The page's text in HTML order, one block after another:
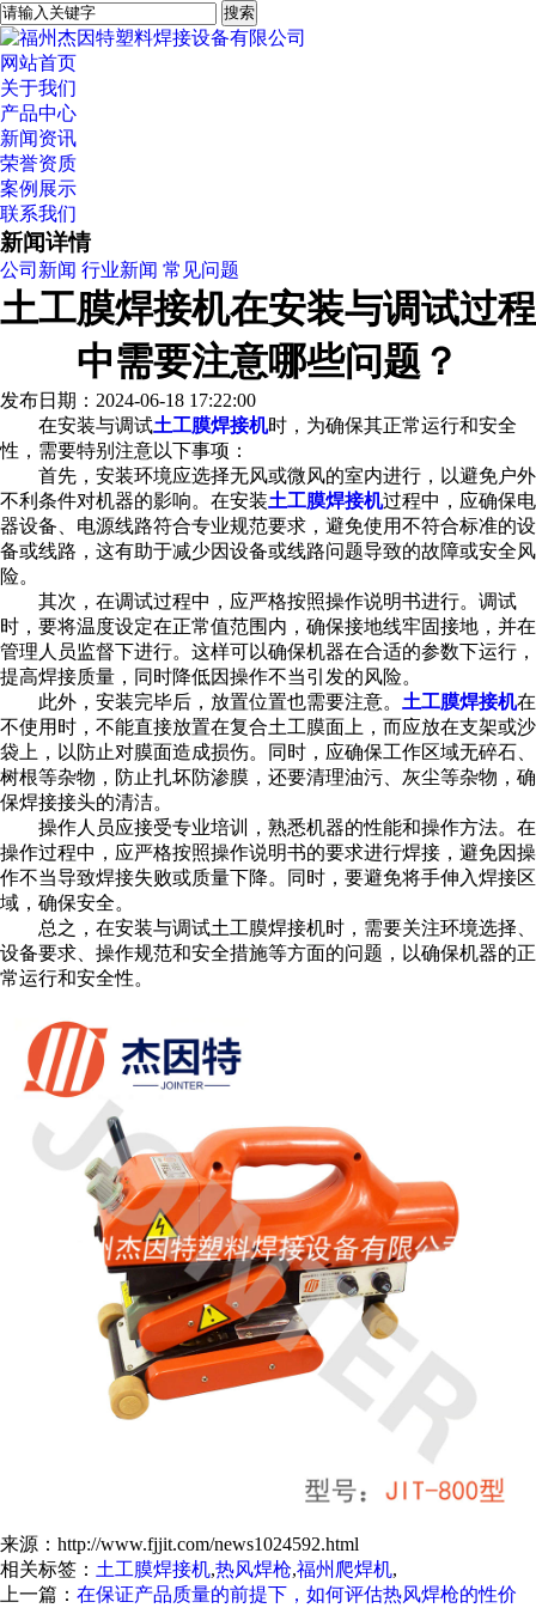
网站首页
关于我们
产品中心
新闻资讯
荣誉资质
案例展示
联系我们
新闻详情
公司新闻 行业新闻 常见问题
土工膜焊接机在安装与调试过程
中需要注意哪些问题？
发布日期：2024-06-18 17:22:00
在安装与调试土工膜焊接机时，为确保其正常运行和安全
性，需要特别注意以下事项：
首先，安装环境应选择无风或微风的室内进行，以避免户外
不利条件对机器的影响。在安装土工膜焊接机过程中，应确保电
器设备、电源线路符合专业规范要求，避免使用不符合标准的设
备或线路，这有助于减少因设备或线路问题导致的故障或安全风
险。
其次，在调试过程中，应严格按照操作说明书进行。调试
时，要将温度设定在正常值范围内，确保接地线牢固接地，并在
管理人员监督下进行。这样可以确保机器在合适的参数下运行，
提高焊接质量，同时降低因操作不当引发的风险。
此外，安装完毕后，放置位置也需要注意。 土工膜焊接机在
不使用时，不能直接放置在复合土工膜面上，而应放在支架或沙
袋上，以防止对膜面造成损伤。同时，应确保工作区域无碎石、
树根等杂物，防止扎坏防渗膜，还要清理油污、灰尘等杂物，确
保焊接接头的清洁。
操作人员应接受专业培训，熟悉机器的性能和操作方法。在
操作过程中，应严格按照操作说明书的要求进行焊接，避免因操
作不当导致焊接失败或质量下降。同时，要避免将手伸入焊接区
域，确保安全。
总之，在安装与调试土工膜焊接机时，需要关注环境选择、
设备要求、操作规范和安全措施等方面的问题，以确保机器的正
常运行和安全性。
来源：http://www.fjjit.com/news1024592.html
相关标签： 土工膜焊接机,热风焊枪,福州爬焊机,
上一篇： 在保证产品质量的前提下，如何评估热风焊枪的性价